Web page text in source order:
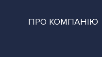
ПРО КОМПАНІЮ